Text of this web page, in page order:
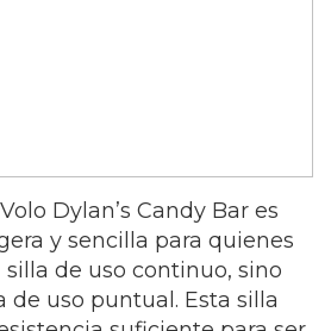
Dylan’s Candy Bar es
y sencilla para quienes
de uso continuo, sino
uso puntual. Esta silla